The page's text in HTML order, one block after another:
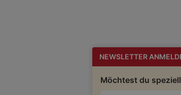
NEWSLETTER
Möchtest du